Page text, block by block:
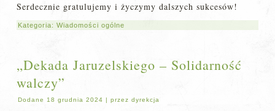
Serdecznie gratulujemy i życzymy dalszych sukcesów!
Kategoria:Wiadomości ogólne
„Dekada Jaruzelskiego – Solidarność
walczy”
Dodane 18 grudnia 2024 |przez dyrekcja